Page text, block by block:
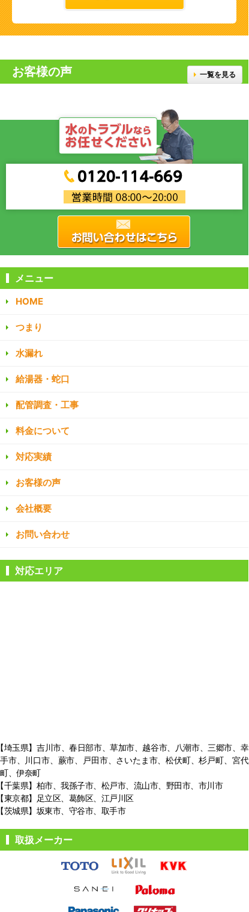
お客様の声 一覧を見る
メニュー
HOME
つまり
水漏れ
給湯器・蛇口
配管調査・工事
料金について
対応実績
お客様の声
会社概要
お問い合わせ
対応エリア
埼玉県】吉川市、春日部市、草加市、越谷市、八潮市、三郷市、幸
手市、
川口市、蕨市、戸田市、さいたま市、松伏町、杉戸町、宮代
町、伊奈町
千葉県】柏市、我孫子市、松戸市、 流山市、野田市、市川市
東京都】足立区、葛飾区、江戸川区
茨城県】坂東市、守谷市、取手市
取扱メーカー